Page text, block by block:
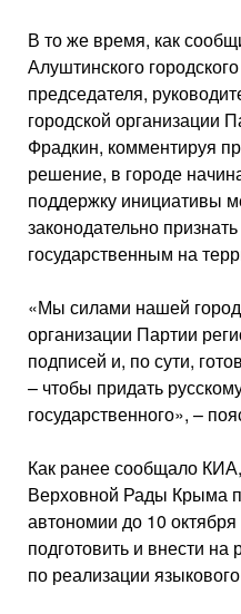
В то же время, как
Алуштинского
председателя,
городской организации
Фрадкин, комментируя
решение, в городе
поддержку инициативы
законодательно
государственным на
«Мы силами нашей
организации Партии
подписей и, по сути,
– чтобы придать
государственного», –
Как ранее сообщало
Верховной Рады Крыма
автономии до 10
подготовить и внести
по реализации